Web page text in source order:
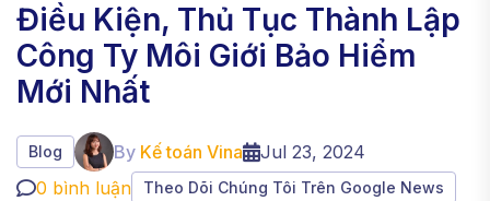
Điều Kiện, Thủ Tục Thành Lập
Công Ty Môi Giới Bảo Hiểm
Mới Nhất
Blog By Kế toán Vina
Jul 23, 2024
0 bình luận Theo Dõi Chúng Tôi Trên Google News